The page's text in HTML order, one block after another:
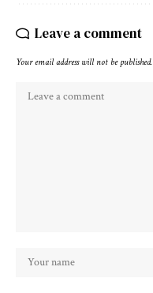
Leave a comment
Your email address will not be published.